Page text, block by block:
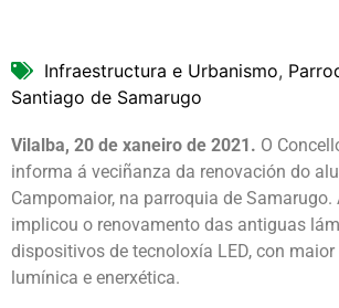
Infraestructura e Urbanismo,
Santiago de Samarugo
Vilalba, 20 de xaneiro de 2021. O
informa á veciñanza da renovación do
Campomaior, na parroquia de Samarugo.
implicou o renovamento das antiguas
dispositivos de tecnoloxía LED, con
lumínica e enerxética.